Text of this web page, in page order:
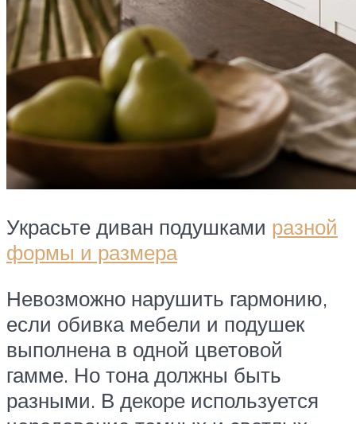
Украсьте диван подушками разной
формы и размера
Невозможно нарушить гармонию,
если обивка мебели и подушек
выполнена в одной цветовой
гамме. Но тона должны быть
разными. В декоре используется